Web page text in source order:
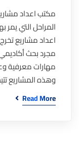
مكتب اعداد
المراحل التي
اعداد مشاريع
مجرد بحث
مهارات معرفية
وهذه المشاريع
Read More